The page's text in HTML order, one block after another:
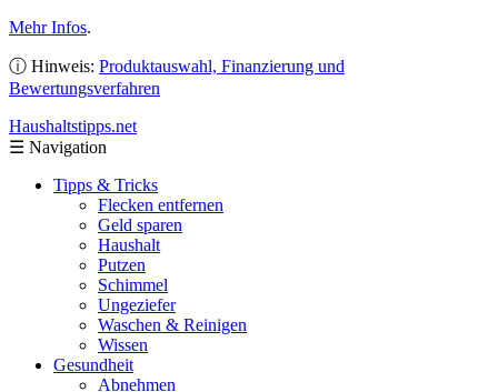
Mehr Infos.
ⓘ Hinweis: Produktauswahl, Finanzierung und
Bewertungsverfahren
Haushaltstipps.net
☰ Navigation
Tipps & Tricks
Flecken entfernen
Geld sparen
Haushalt
Putzen
Schimmel
Ungeziefer
Waschen & Reinigen
Wissen
Gesundheit
Abnehmen